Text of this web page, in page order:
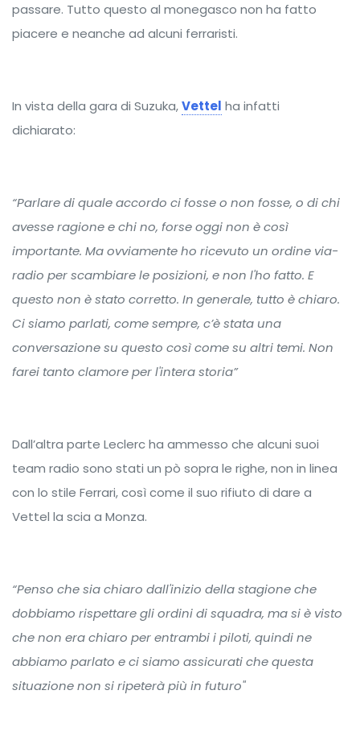
passare. Tutto questo al monegasco non ha fatto
piacere e neanche ad alcuni ferraristi.
In vista della gara di Suzuka,Vettel ha infatti
dichiarato:
“Parlare di quale accordo ci fosse o non fosse, o di chi
avesse ragione e chi no, forse oggi non è così
importante. Ma ovviamente ho ricevuto un ordine via-
radio per scambiare le posizioni, e non l'ho fatto. E
questo non è stato corretto. In generale, tutto è chiaro.
Ci siamo parlati, come sempre, c’è stata una
conversazione su questo così come su altri temi. Non
farei tanto clamore per l'intera storia”
Dall’altra parte Leclerc ha ammesso che alcuni suoi
team radio sono stati un pò sopra le righe, non in linea
con lo stile Ferrari, così come il suo rifiuto di dare a
Vettel la scia a Monza.
“Penso che sia chiaro dall'inizio della stagione che
dobbiamo rispettare gli ordini di squadra, ma si è visto
che non era chiaro per entrambi i piloti, quindi ne
abbiamo parlato e ci siamo assicurati che questa
situazione non si ripeterà più in futuro"